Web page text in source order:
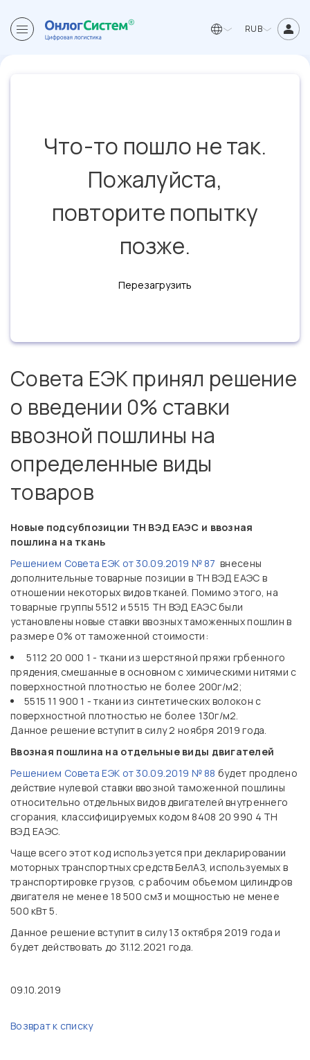
RUB
Что-то пошло не так.
Пожалуйста,
повторите попытку
позже.
Перезагрузить
Совета ЕЭК принял решение
о введении 0% ставки
ввозной пошлины на
определенные виды
товаров
Новые подсубпозиции ТН ВЭД ЕАЭС и ввозная
пошлина на ткань
Решением Совета ЕЭК от 30.09.2019 № 87 внесены
дополнительные товарные позиции в ТН ВЭД ЕАЭС в
отношении некоторых видов тканей. Помимо этого, на
товарные группы 5512 и 5515 ТН ВЭД ЕАЭС были
установлены новые ставки ввозных таможенных пошлин в
размере 0% от таможенной стоимости:
5112 20 000 1 - ткани из шерстяной пряжи грбенного
прядения,смешанные в основном с химическими нитями с
поверхностной плотностью не более 200г/м2;
5515 11 900 1 - ткани из синтетических волокон с
поверхностной плотностью не более 130г/м2.
Данное решение вступит в силу 2 ноября 2019 года.
Ввозная пошлина на отдельные виды двигателей
Решением Совета ЕЭК от 30.09.2019 № 88 будет продлено
действие нулевой ставки ввозной таможенной пошлины
относительно отдельных видов двигателей внутреннего
сгорания, классифицируемых кодом 8408 20 990 4 ТН
ВЭД ЕАЭС.
Чаще всего этот код используется при декларировании
моторных транспортных средств БелАЗ, используемых в
транспортировке грузов, с рабочим объемом цилиндров
двигателя не менее 18 500 см3 и мощностью не менее
500 кВт 5.
Данное решение вступит в силу 13 октября 2019 года и
будет действовать до 31.12.2021 года.
09.10.2019
Возврат к списку